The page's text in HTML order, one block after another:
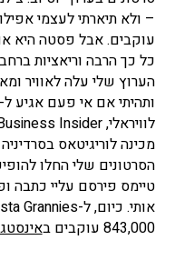
– ולא תיארתי לעצמי
עוקבים. אבל פסטה היא
כל כך הרבה וריאציות
מכינה לוריגיטאס
טיימס פירסם עליי כתבה
אותי. כיום, ל-Pasta Grannies יש 883,000 מנויים
843,000 עוקבים ב